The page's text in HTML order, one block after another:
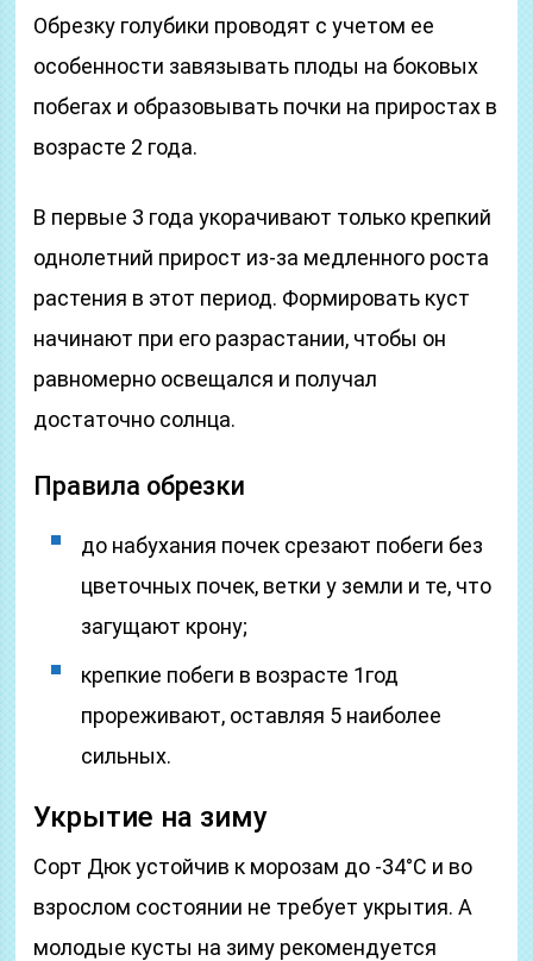
Обрезку голубики проводят с учетом ее
особенности завязывать плоды на боковых
побегах и образовывать почки на приростах в
возрасте 2 года.
В первые 3 года укорачивают только крепкий
однолетний прирост из-за медленного роста
растения в этот период. Формировать куст
начинают при его разрастании, чтобы он
равномерно освещался и получал
достаточно солнца.
Правила обрезки
до набухания почек срезают побеги без
цветочных почек, ветки у земли и те, что
загущают крону;
крепкие побеги в возрасте 1год
прореживают, оставляя 5 наиболее
сильных.
Укрытие на зиму
Сорт Дюк устойчив к морозам до -34°С и во
взрослом состоянии не требует укрытия. А
молодые кусты на зиму рекомендуется